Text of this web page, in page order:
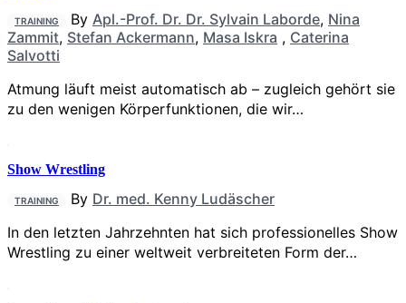
TRAINING By Apl.-Prof. Dr. Dr. Sylvain Laborde, Nina
Zammit, Stefan Ackermann, Masa Iskra , Caterina
Salvotti
Atmung läuft meist automatisch ab – zugleich gehört sie
zu den wenigen Körperfunktionen, die wir…
Show Wrestling
TRAINING By Dr. med. Kenny Ludäscher
In den letzten Jahrzehnten hat sich professionelles Show
Wrestling zu einer weltweit verbreiteten Form der…